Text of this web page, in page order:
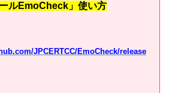
ルEmoCheck」使い方
JPCERTCC/EmoCheck/release